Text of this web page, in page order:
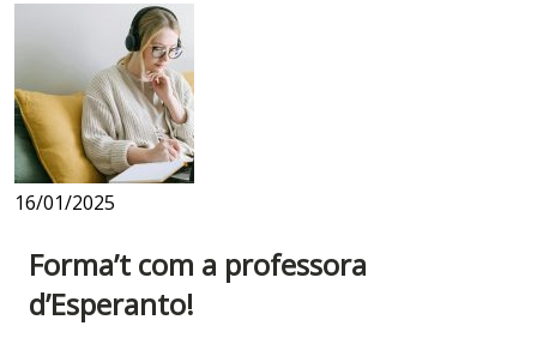
16/01/2025
Forma’t com a professora
d’Esperanto!